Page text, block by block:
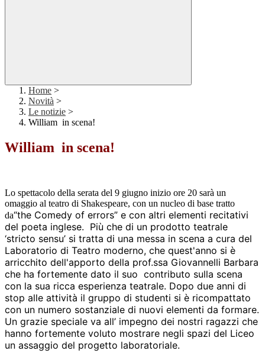
Home >
Novità >
Le notizie >
William in scena!
William in scena!
Lo spettacolo della serata del 9 giugno inizio ore 20 sarà un
omaggio al teatro di Shakespeare, con un nucleo di base tratto
da“the Comedy of errors” e con altri elementi recitativi
del poeta inglese. Più che di un prodotto teatrale
‘stricto sensu’ si tratta di una messa in scena a cura del
Laboratorio di Teatro moderno, che quest'anno si è
arricchito dell'apporto della prof.ssa Giovannelli Barbara
che ha fortemente dato il suo contributo sulla scena
con la sua ricca esperienza teatrale. Dopo due anni di
stop alle attività il gruppo di studenti si è ricompattato
con un numero sostanziale di nuovi elementi da formare.
Un grazie speciale va all’ impegno dei nostri ragazzi che
hanno fortemente voluto mostrare negli spazi del Liceo
un assaggio del progetto laboratoriale.